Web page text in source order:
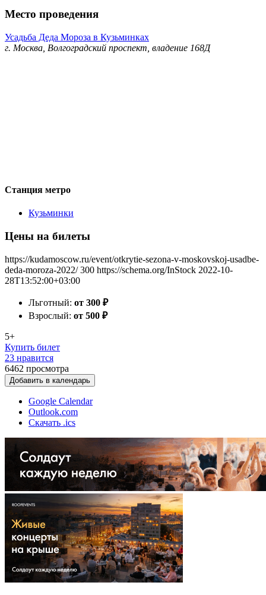
Место проведения
Усадьба Деда Мороза в Кузьминках
г. Москва, Волгоградский проспект, владение 168Д
Станция метро
Кузьминки
Цены на билеты
https://kudamoscow.ru/event/otkrytie-sezona-v-moskovskoj-usadbe-
deda-moroza-2022/ 300 https://schema.org/InStock 2022-10-
28T13:52:00+03:00
Льготный: от 300 ₽
Взрослый: от 500 ₽
5+
Купить билет
23 нравится
6462 просмотра
Добавить в календарь
Google Calendar
Outlook.com
Скачать .ics